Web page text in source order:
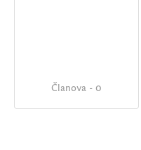
Članova - 0